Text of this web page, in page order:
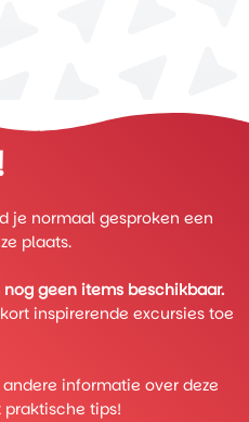
je normaal gesproken een
plaats.
geen items beschikbaar.
inspirerende excursies toe
informatie over deze
tips!